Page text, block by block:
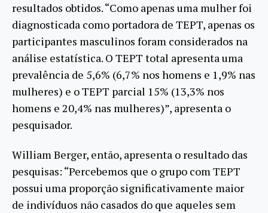
resultados obtidos. “Como apenas uma mulher foi
diagnosticada como portadora de TEPT, apenas os
participantes masculinos foram considerados na
análise estatística. O TEPT total apresenta uma
prevalência de 5,6% (6,7% nos homens e 1,9% nas
mulheres) e o TEPT parcial 15% (13,3% nos
homens e 20,4% nas mulheres)”, apresenta o
pesquisador.
William Berger, então, apresenta o resultado das
pesquisas: “Percebemos que o grupo com TEPT
possui uma proporção significativamente maior
de indivíduos não casados do que aqueles sem